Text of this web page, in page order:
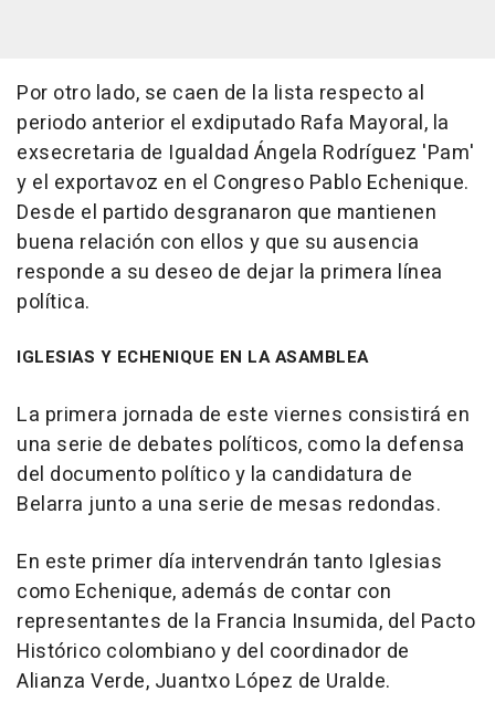
Por otro lado, se caen de la lista respecto al
periodo anterior el exdiputado Rafa Mayoral, la
exsecretaria de Igualdad Ángela Rodríguez 'Pam'
y el exportavoz en el Congreso Pablo Echenique.
Desde el partido desgranaron que mantienen
buena relación con ellos y que su ausencia
responde a su deseo de dejar la primera línea
política.
IGLESIAS Y ECHENIQUE EN LA ASAMBLEA
La primera jornada de este viernes consistirá en
una serie de debates políticos, como la defensa
del documento político y la candidatura de
Belarra junto a una serie de mesas redondas.
En este primer día intervendrán tanto Iglesias
como Echenique, además de contar con
representantes de la Francia Insumida, del Pacto
Histórico colombiano y del coordinador de
Alianza Verde, Juantxo López de Uralde.